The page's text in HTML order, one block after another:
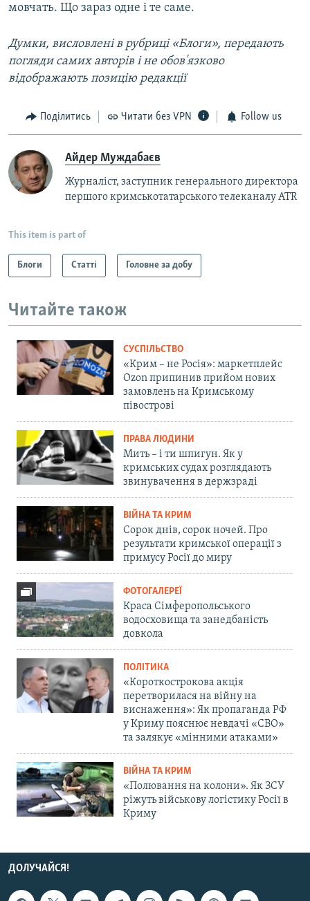
мовчать. Що зараз одне і те саме.
Думки, висловлені в рубриці «Блоги», передають
погляди самих авторів і не обов'язково
відображають позицію редакції
Поділитись Читати без VPN Follow us
Айдер Муждабаєв
Журналіст, заступник генерального директора
першого кримськотатарського телеканалу ATR
This item is part of
Блоги Статті Головне за добу
Читайте також
СУСПІЛЬСТВО
«Крим – не Росія»: маркетплейс
Ozon припинив прийом нових
замовлень на Кримському
півострові
ПРАВА ЛЮДИНИ
Мить – і ти шпигун. Як у
кримських судах розглядають
звинувачення в держзраді
ВІЙНА ТА КРИМ
Сорок днів, сорок ночей. Про
результати кримської операції з
примусу Росії до миру
ФОТОГАЛЕРЕЇ
Краса Сімферопольського
водосховища та занедбаність
довкола
ПОЛІТИКА
«Короткострокова акція
перетворилася на війну на
виснаження»: Як пропаганда РФ
у Криму пояснює невдачі «СВО»
та залякує «мінними атаками»
ВІЙНА ТА КРИМ
«Полювання на колони». Як ЗСУ
ріжуть військову логістику Росії в
Криму
ДОЛУЧАЙСЯ!